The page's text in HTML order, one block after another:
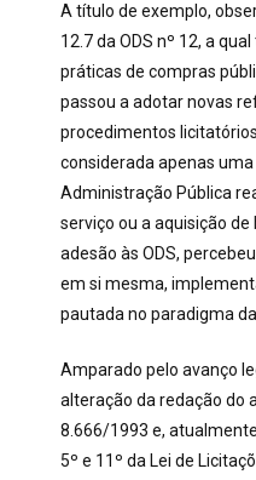
A título de exemplo,
12.7 da ODS nº 12, a
práticas de compras
passou a adotar novas
procedimentos
considerada apenas
Administração Pública
serviço ou a aquisição
adesão às ODS,
em si mesma,
pautada no paradigma
Amparado pelo avanço
alteração da redação do
8.666/1993 e,
5º e 11º da Lei de